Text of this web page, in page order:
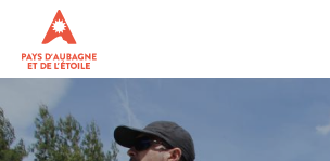
contenu
principal